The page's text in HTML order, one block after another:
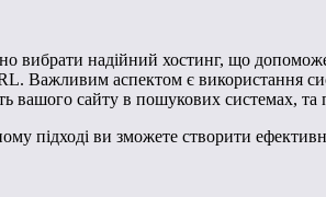
вибрати надійний хостинг, що
Важливим аспектом є використання
вашого сайту в пошукових системах,
підході ви зможете створити